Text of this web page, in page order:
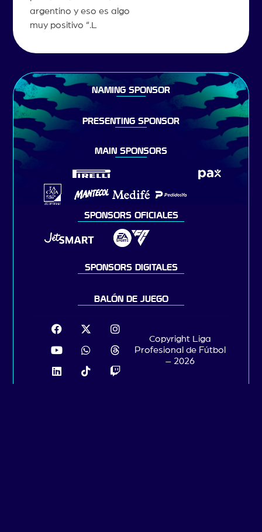
argentino y eso es algo
muy positivo “.L
NAMING SPONSOR
PRESENTING SPONSOR
MAIN SPONSORS
SPONSORS OFICIALES
SPONSORS DIGITALES
BALÓN DE JUEGO
Copyright Liga
Profesional de Fútbol
– 2026